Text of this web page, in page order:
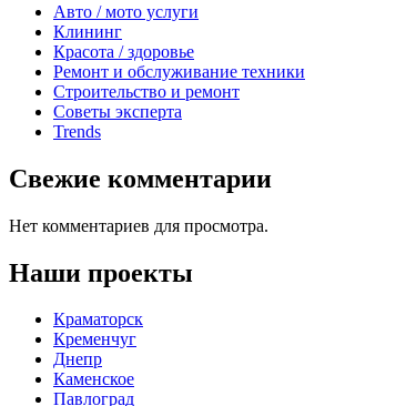
Авто / мото услуги
Клининг
Красота / здоровье
Ремонт и обслуживание техники
Строительство и ремонт
Советы эксперта
Trends
Свежие комментарии
Нет комментариев для просмотра.
Наши проекты
Краматорск
Кременчуг
Днепр
Каменское
Павлоград